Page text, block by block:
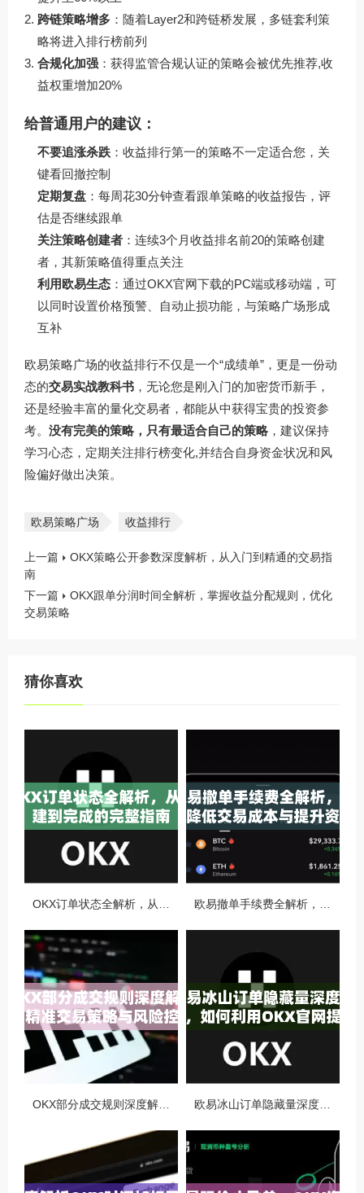
跨链策略增多 ：随着Layer2和跨链桥发展，多链套利策
略将进入排行榜前列
合规化加强 ：获得监管合规认证的策略会被优先推荐,收
益权重增加20%
给普通用户的建议：
不要追涨杀跌 ：收益排行第一的策略不一定适合您，关
键看回撤控制
定期复盘 ：每周花30分钟查看跟单策略的收益报告，评
估是否继续跟单
关注策略创建者 ：连续3个月收益排名前20的策略创建
者，其新策略值得重点关注
利用欧易生态 ：通过OKX官网下载的PC端或移动端，可
以同时设置价格预警、自动止损功能，与策略广场形成
互补
欧易策略广场的收益排行不仅是一个“成绩单”，更是一份动
态的交易实战教科书 ，无论您是刚入门的加密货币新手，
还是经验丰富的量化交易者，都能从中获得宝贵的投资参
考。 没有完美的策略，只有最适合自己的策略 ，建议保持
学习心态，定期关注排行榜变化,并结合自身资金状况和风
险偏好做出决策。
欧易策略广场 收益排行
上一篇
OKX策略公开参数深度解析，从入门到精通的交易指
南
下一篇
OKX跟单分润时间全解析，掌握收益分配规则，优化
交易策略
猜你喜欢